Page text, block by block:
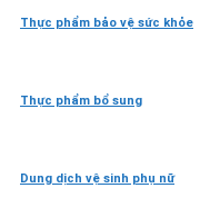
Thực phẩm bảo vệ sức khỏe
Thực phẩm bổ sung
Dung dịch vệ sinh phụ nữ